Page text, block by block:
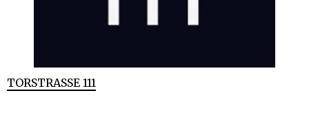
TORSTRASSE 111